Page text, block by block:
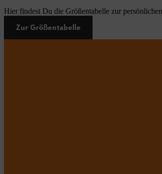
Hier findest Du die Größentabelle zur
Zur Größentabelle